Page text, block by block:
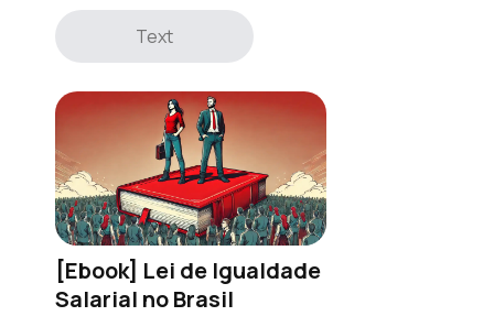
Text
[Ebook] Lei de Igualdade
Salarial no Brasil